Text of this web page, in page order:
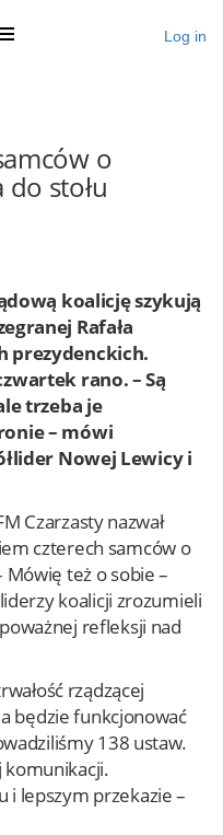
Log in
o
do stołu
koalicję szykują
Rafała
prezydenckich.
rano. – Są
trzeba je
– mówi
Nowej Lewicy i
Czarzasty nazwał
czterech samców o
Mówię też o sobie –
koalicji zrozumieli
refleksji nad
rządzącej
będzie funkcjonować
138 ustaw.
i lepszym przekazie –